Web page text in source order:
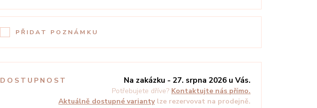
PŘIDAT POZNÁMKU
DOSTUPNOST Na zakázku - 27. srpna 2026 u Vás.
Potřebujete dříve? Kontaktujte nás přímo.
Aktuálně dostupné varianty lze rezervovat na prodejně.